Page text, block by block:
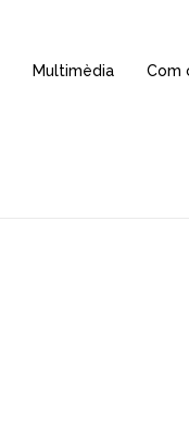
Multimèdia Com